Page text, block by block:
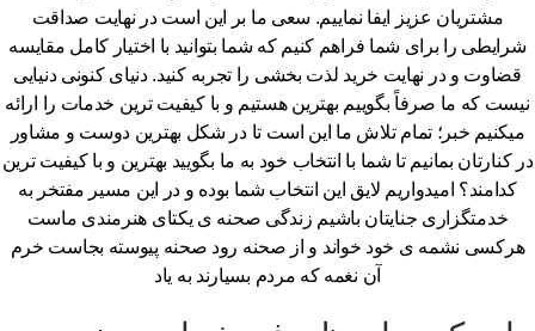
مشتریان عزیز ایفا نماییم. سعی ما بر این است در نهایت صداقت
را برای شما فراهم کنیم که شما بتوانید با اختیار کامل مقایسه
قضاوت و در نهایت خرید لذت بخشی را تجربه کنید. دنیای کنونی دنیایی
که ما صرفاً بگوییم بهترین هستیم و با کیفیت ترین خدمات را ارائه
خبر؛ تمام تلاش ما این است تا در شکل بهترین دوست و مشاور
کنارتان بمانیم تا شما با انتخاب خود به ما بگویید بهترین و با کیفیت ترین
کدامند؟ امیدواریم لایق این انتخاب شما بوده و در این مسیر مفتخر به
خدمتگزاری جنایتان باشیم زندگی صحنه ی یکتای هنرمندی ماست
نشمه ی خود خواند و از صحنه رود صحنه پیوسته بجاست خرم
آن نغمه که مردم بسیارند به یاد